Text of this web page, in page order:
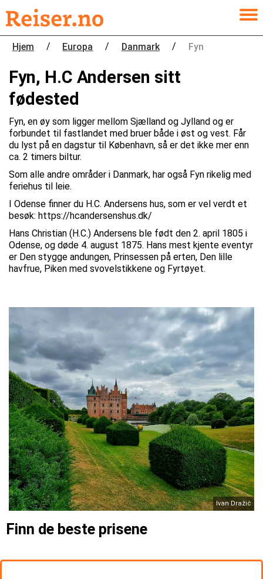
Hjem / Europa / Danmark / Fyn
Fyn, H.C Andersen sitt
fødested
Fyn, en øy som ligger mellom Sjælland og Jylland og er
forbundet til fastlandet med bruer både i øst og vest. Får
du lyst på en dagstur til København, så er det ikke mer enn
ca. 2 timers biltur.
Som alle andre områder i Danmark, har også Fyn rikelig med
feriehus til leie.
I Odense finner du H.C. Andersens hus, som er vel verdt et
besøk: https://hcandersenshus.dk/
Hans Christian (H.C.) Andersens ble født den 2. april 1805 i
Odense, og døde 4. august 1875. Hans mest kjente eventyr
er Den stygge andungen, Prinsessen på erten, Den lille
havfrue, Piken med svovelstikkene og Fyrtøyet.
Ivan Dražić
Finn de beste prisene